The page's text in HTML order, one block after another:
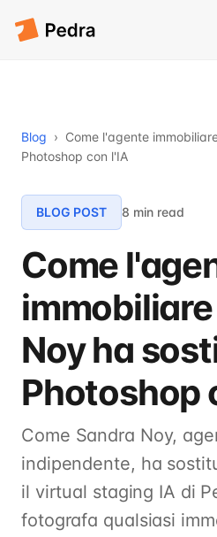
Blog › Come l'agente
Photoshop con l'IA
BLOG POST 8 min read
Come
Noy ha
Photoshop
Come Sandra Noy,
indipendente, ha
il virtual staging IA di
fotografa qualsiasi